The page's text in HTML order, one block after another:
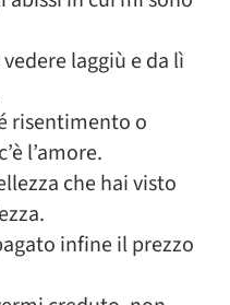
laggiù e da lì
risentimento o
l’amore.
che hai visto
infine il prezzo